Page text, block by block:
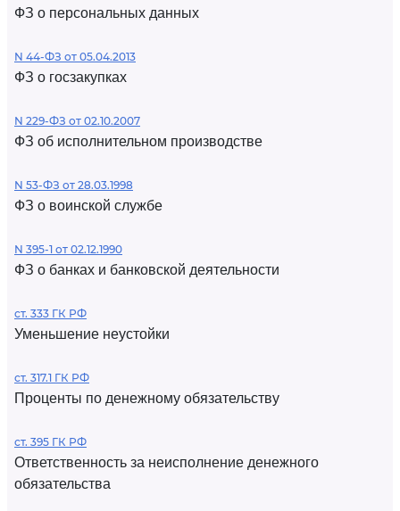
ФЗ о персональных данных
N 44-ФЗ от 05.04.2013
ФЗ о госзакупках
N 229-ФЗ от 02.10.2007
ФЗ об исполнительном производстве
N 53-ФЗ от 28.03.1998
ФЗ о воинской службе
N 395-1 от 02.12.1990
ФЗ о банках и банковской деятельности
ст. 333 ГК РФ
Уменьшение неустойки
ст. 317.1 ГК РФ
Проценты по денежному обязательству
ст. 395 ГК РФ
Ответственность за неисполнение денежного
обязательства